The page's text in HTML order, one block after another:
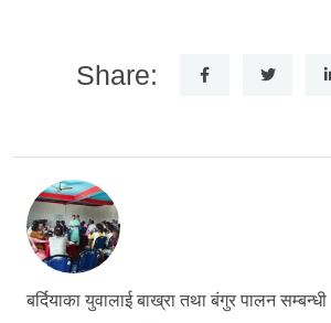
Share:
बर्दियाका युवालाई बाख्रा तथा बंगुर पालन सम्बन्धी